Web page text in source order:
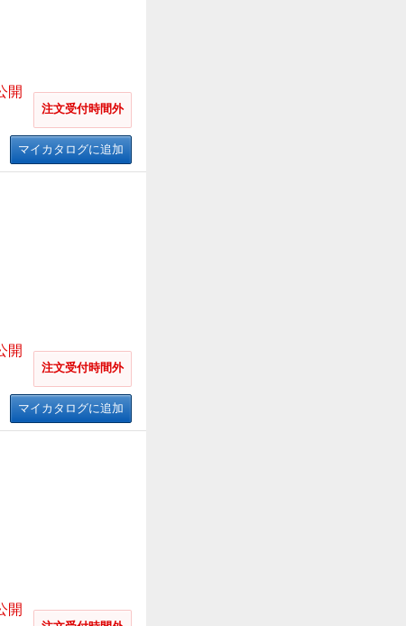
開
注文受付時間外
マイカタログに追加
開
注文受付時間外
マイカタログに追加
開